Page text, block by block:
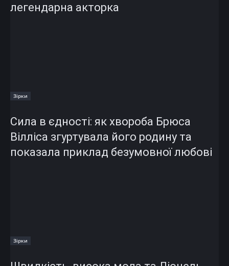
легендарна акторка
Зірки
Сила в єдності: як хвороба Брюса
Вілліса згуртувала його родину та
показала приклад безумовної любові
Зірки